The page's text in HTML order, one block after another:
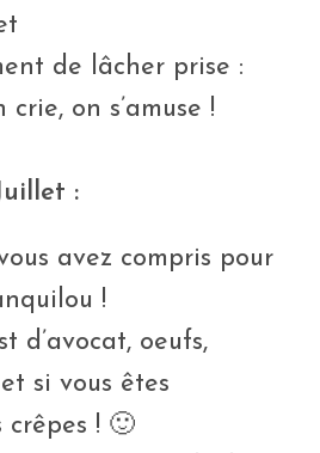
de lâcher prise :
on s’amuse !
:
avez compris pour
!
d’avocat, oeufs,
si vous êtes
crêpes ! 🙂